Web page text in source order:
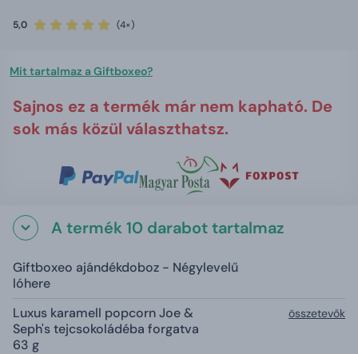
5,0 (4×)
Mit tartalmaz a Giftboxeo?
Sajnos ez a termék már nem kapható. De
sok más közül választhatsz.
A termék 10 darabot tartalmaz
Giftboxeo ajándékdoboz - Négylevelű
lóhere
Luxus karamell popcorn Joe &
Seph's tejcsokoládéba forgatva
63 g
összetevők